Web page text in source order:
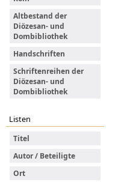
Altbestand der
Diözesan- und
Dombibliothek
Handschriften
Schriftenreihen der
Diözesan- und
Dombibliothek
Listen
Titel
Autor / Beteiligte
Ort